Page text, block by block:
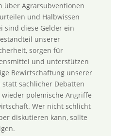
über Agrarsubventionen
und Halbwissen
sind diese Gelder ein
unserer
sorgen für
und unterstützen
Bewirtschaftung unserer
statt sachlicher Debatten
polemische Angriffe
Wer nicht schlicht
diskutieren kann, sollte